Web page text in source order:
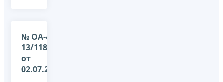
№ ОА-4-
13/11860
от
02.07.2013